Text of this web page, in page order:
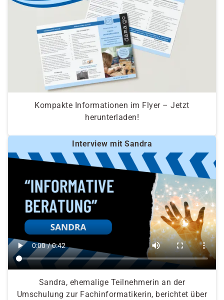
Kompakte Informationen im Flyer – Jetzt
herunterladen!
Interview mit Sandra
Sandra, ehemalige Teilnehmerin an der
Umschulung zur Fachinformatikerin, berichtet über